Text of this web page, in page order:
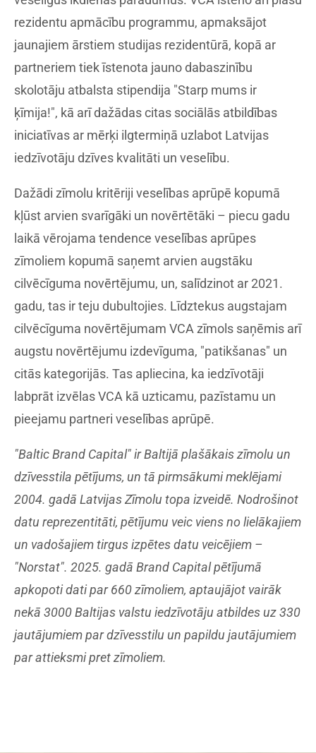
rezidentu apmācību programmu, apmaksājot
jaunajiem ārstiem studijas rezidentūrā, kopā ar
partneriem tiek īstenota jauno dabaszinību
skolotāju atbalsta stipendija "Starp mums ir
ķīmija!", kā arī dažādas citas sociālās atbildības
iniciatīvas ar mērķi ilgtermiņā uzlabot Latvijas
iedzīvotāju dzīves kvalitāti un veselību.
Dažādi zīmolu kritēriji veselības aprūpē kopumā
kļūst arvien svarīgāki un novērtētāki – piecu gadu
laikā vērojama tendence veselības aprūpes
zīmoliem kopumā saņemt arvien augstāku
cilvēcīguma novērtējumu, un, salīdzinot ar 2021.
gadu, tas ir teju dubultojies. Līdztekus augstajam
cilvēcīguma novērtējumam VCA zīmols saņēmis arī
augstu novērtējumu izdevīguma, "patikšanas" un
citās kategorijās. Tas apliecina, ka iedzīvotāji
labprāt izvēlas VCA kā uzticamu, pazīstamu un
pieejamu partneri veselības aprūpē.
"Baltic Brand Capital" ir Baltijā plašākais zīmolu un
dzīvesstila pētījums, un tā pirmsākumi meklējami
2004. gadā Latvijas Zīmolu topa izveidē. Nodrošinot
datu reprezentitāti, pētījumu veic viens no lielākajiem
un vadošajiem tirgus izpētes datu veicējiem –
"Norstat". 2025. gadā Brand Capital pētījumā
apkopoti dati par 660 zīmoliem, aptaujājot vairāk
nekā 3000 Baltijas valstu iedzīvotāju atbildes uz 330
jautājumiem par dzīvesstilu un papildu jautājumiem
par attieksmi pret zīmoliem.